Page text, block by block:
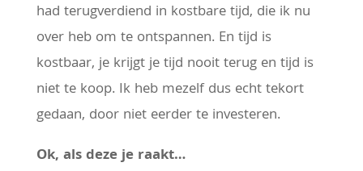
had terugverdiend in kostbare tijd, die ik nu
over heb om te ontspannen. En tijd is
kostbaar, je krijgt je tijd nooit terug en tijd is
niet te koop. Ik heb mezelf dus echt tekort
gedaan, door niet eerder te investeren.
Ok, als deze je raakt…